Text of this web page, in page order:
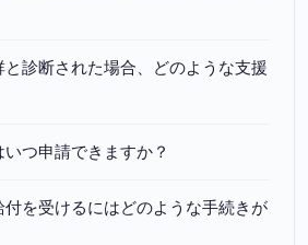
診断された場合、どのような支援
つ申請できますか？
を受けるにはどのような手続きが